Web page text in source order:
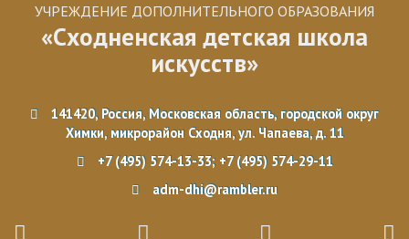
УЧРЕЖДЕНИЕ ДОПОЛНИТЕЛЬНОГО ОБРАЗОВАНИЯ
«Сходненская детская школа
искусств»
141420, Россия, Московская область, городской округ
Химки, микрорайон Сходня, ул. Чапаева, д. 11
+7 (495) 574-13-33; +7 (495) 574-29-11
adm-dhi@rambler.ru